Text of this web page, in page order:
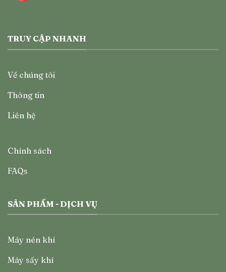
TRUY CẬP NHANH
Về chúng tôi
Thông tin
Liên hệ
Chính sách
FAQs
SẢN PHẨM - DỊCH VỤ
Máy nén khí
Máy sấy khí